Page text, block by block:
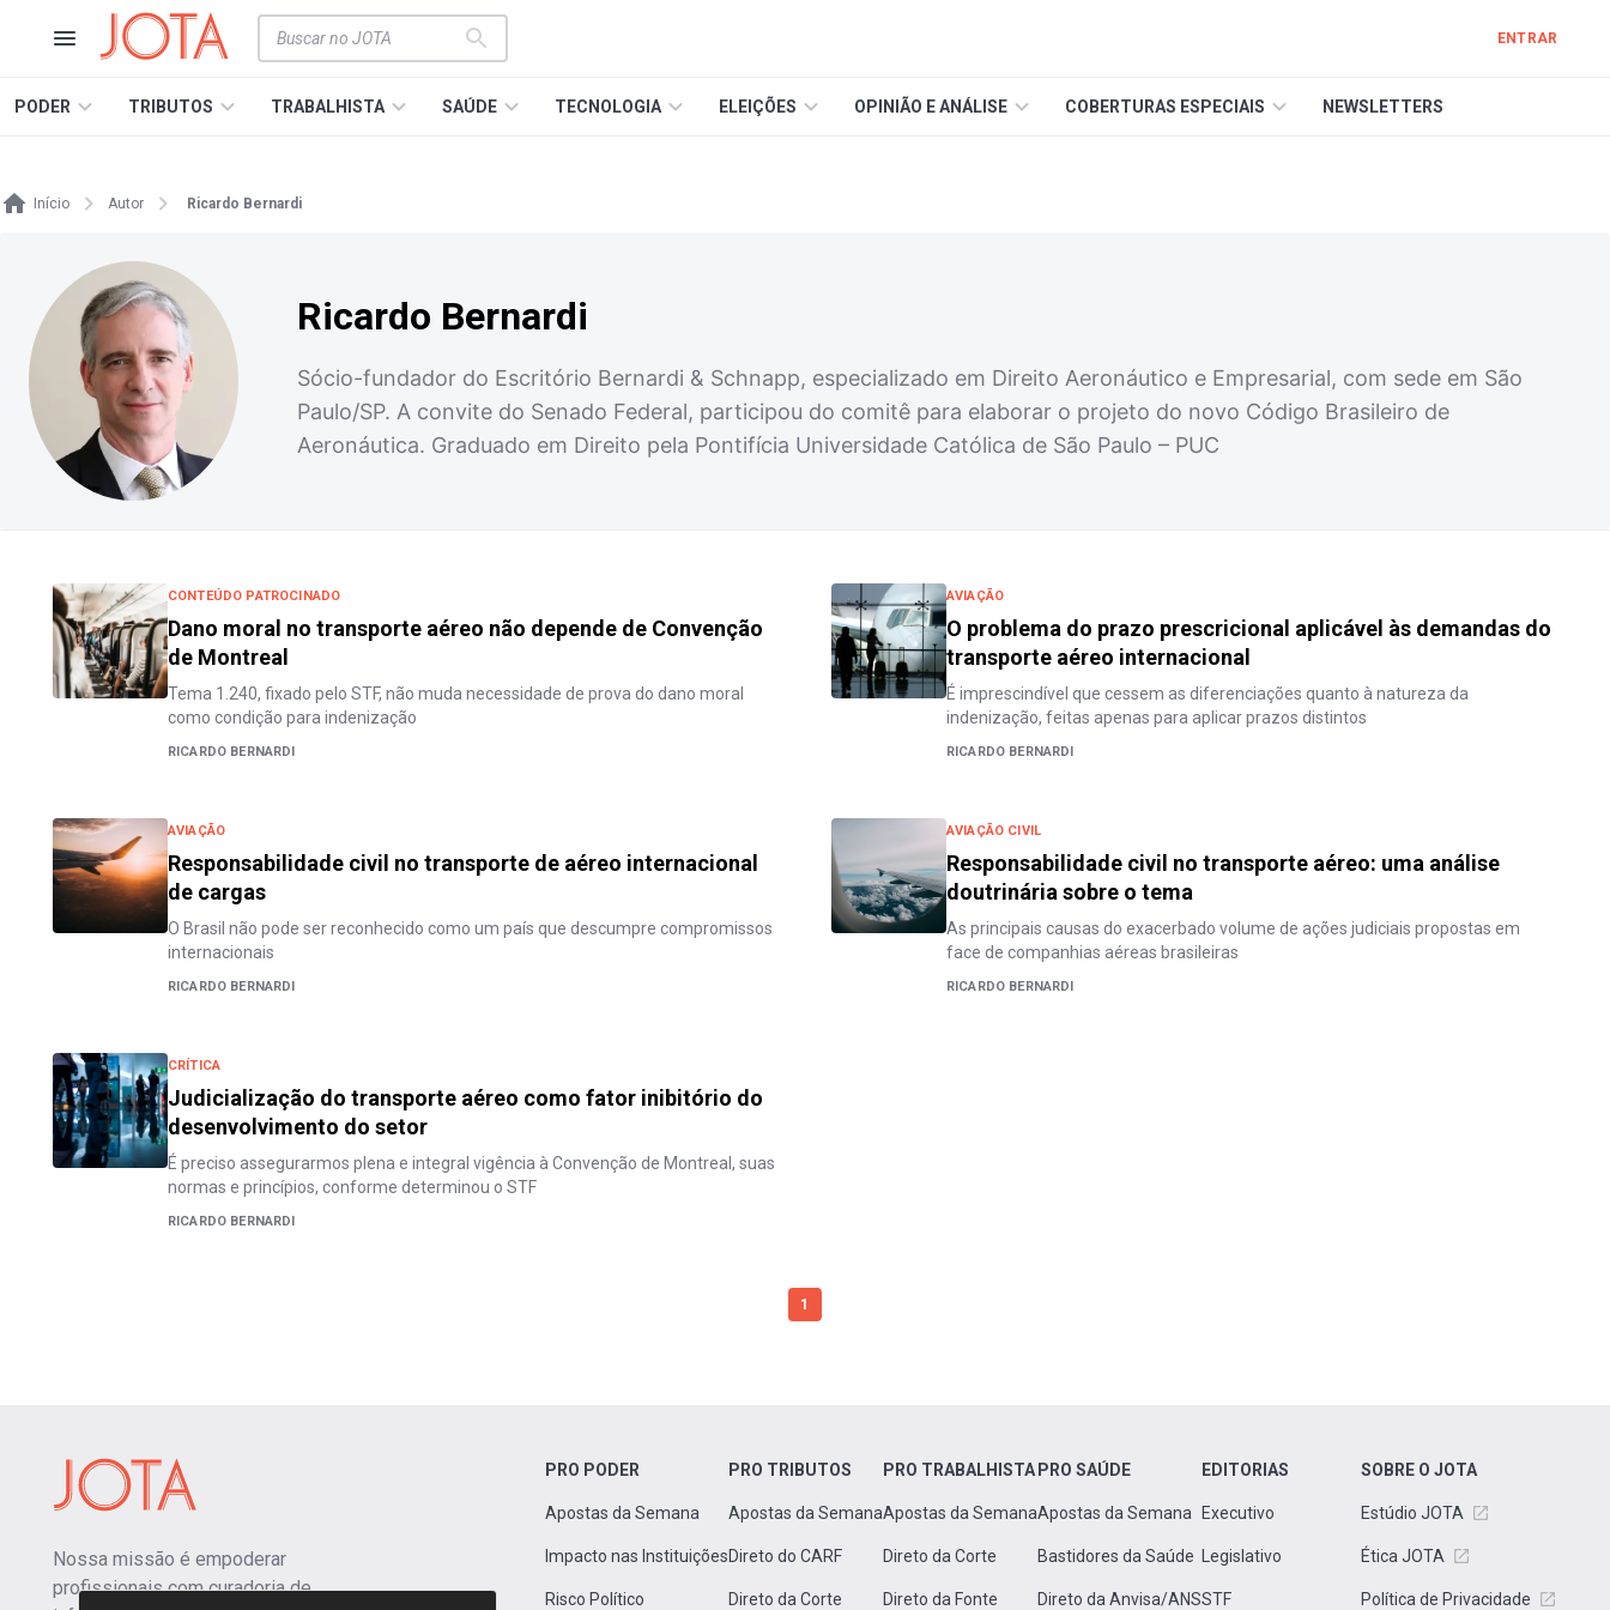
ENTRAR
PODER TRIBUTOS TRABALHISTA SAÚDE TECNOLOGIA ELEIÇÕES OPINIÃO E ANÁLISE COBERTURAS ESPECIAIS NEWSLETTERS
Início Autor Ricardo Bernardi
Ricardo Bernardi
Sócio-fundador do Escritório Bernardi & Schnapp, especializado em Direito Aeronáutico e Empresarial, com sede em São
Paulo/SP. A convite do Senado Federal, participou do comitê para elaborar o projeto do novo Código Brasileiro de
Aeronáutica. Graduado em Direito pela Pontifícia Universidade Católica de São Paulo – PUC
CONTEÚDO PATROCINADO
Dano moral no transporte aéreo não depende de Convenção
de Montreal
Tema 1.240, fixado pelo STF, não muda necessidade de prova do dano moral
como condição para indenização
RICARDO BERNARDI
AVIAÇÃO
O problema do prazo prescricional aplicável às demandas do
transporte aéreo internacional
É imprescindível que cessem as diferenciações quanto à natureza da
indenização, feitas apenas para aplicar prazos distintos
RICARDO BERNARDI
AVIAÇÃO
Responsabilidade civil no transporte de aéreo internacional
de cargas
O Brasil não pode ser reconhecido como um país que descumpre compromissos
internacionais
RICARDO BERNARDI
AVIAÇÃO CIVIL
Responsabilidade civil no transporte aéreo: uma análise
doutrinária sobre o tema
As principais causas do exacerbado volume de ações judiciais propostas em
face de companhias aéreas brasileiras
RICARDO BERNARDI
CRÍTICA
Judicialização do transporte aéreo como fator inibitório do
desenvolvimento do setor
É preciso assegurarmos plena e integral vigência à Convenção de Montreal, suas
normas e princípios, conforme determinou o STF
RICARDO BERNARDI
1
Nossa missão é empoderar
profissionais com curadoria de
PRO PODER
Apostas da Semana
Impacto nas Instituições
Risco Político
PRO TRIBUTOS
Apostas da Semana
Direto do CARF
Direto da Corte
PRO TRABALHISTA
Apostas da Semana
Direto da Corte
Direto da Fonte
PRO SAÚDE
Apostas da Semana
Bastidores da Saúde
Direto da Anvisa/ANS
EDITORIAS
Executivo
Legislativo
STF
SOBRE O JOTA
Estúdio JOTA
Ética JOTA
Política de Privacidade